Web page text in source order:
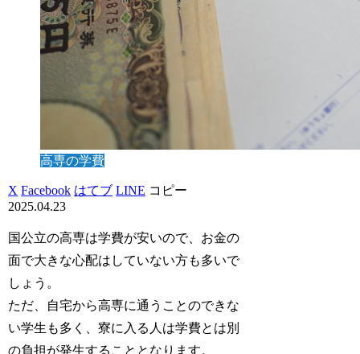
高専の学費
X Facebook はてブ LINE コピー
2025.04.23
国公立の高専は学費が安いので、お金の
面で大きな心配はしていない方も多いで
しょう。
ただ、自宅から高専に通うことのできな
い学生も多く、寮に入る人は学費とは別
の負担が発生することとなります。